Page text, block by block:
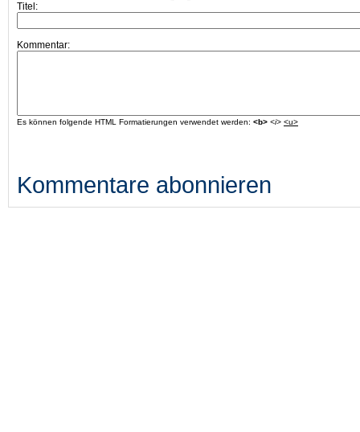
Titel:
Kommentar:
Es können folgende HTML Formatierungen verwendet werden: <b> <i> <u>
Kommentare abonnieren